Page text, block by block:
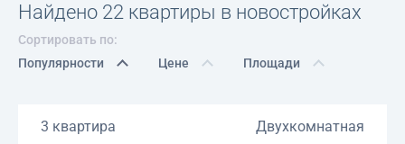
Найдено 22 квартиры в новостройках
Сортировать по:
Популярности
Цене Площади
3 квартира Двухкомнатная